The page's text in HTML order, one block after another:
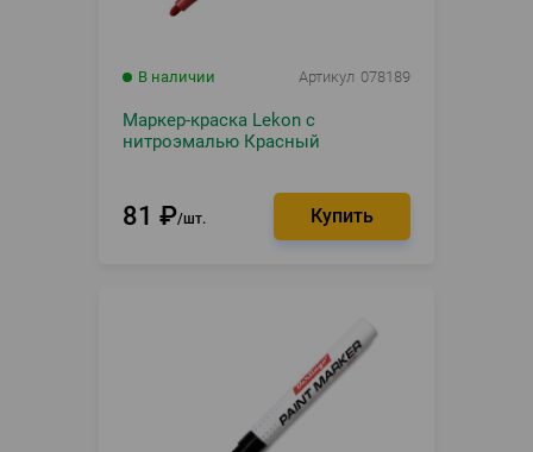
В наличии Артикул 078189
Маркер-краска Lekon с
нитроэмалью Красный
81 ₽ шт.